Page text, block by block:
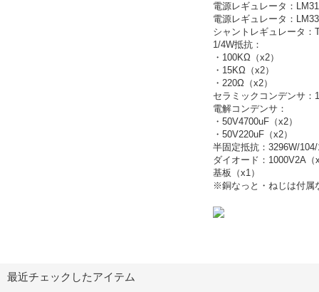
電源レギュレータ：
電源レギュレータ：
シャントレギュレータ：
1/4W抵抗：
・100KΩ（x2）
・15KΩ（x2）
・220Ω（x2）
セラミックコンデンサ：
電解コンデンサ：
・50V4700uF（x2）
・50V220uF（x2）
半固定抵抗：3296W/
ダイオード：1000V2A
基板（x1）
※銅なっと・ねじは付属
最近チェックしたアイテム